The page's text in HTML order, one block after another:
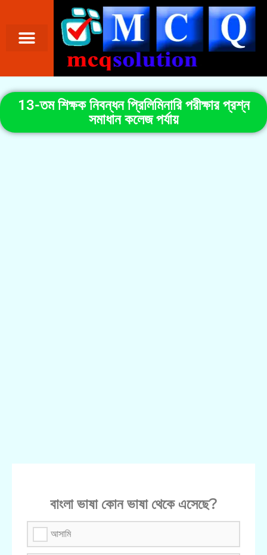
13-তম শিক্ষক নিবন্ধন প্রিলিমিনারি পরীক্ষার প্রশ্ন
সমাধান কলেজ পর্যায়
বাংলা ভাষা কোন ভাষা থেকে এসেছে?
আসামি